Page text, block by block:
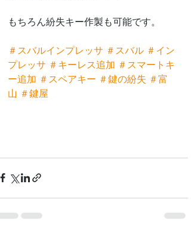
もちろん紛失キー作製も可能です。
＃スバルインプレッサ ＃スバル ＃イン
プレッサ ＃キーレス追加 ＃スマートキ
ー追加 ＃スペアキー ＃鍵の紛失 ＃富
山 ＃鍵屋